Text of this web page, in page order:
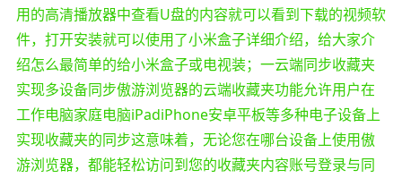
用的高清播放器中查看U盘的内容就可以看到下载的视频软
件，打开安装就可以使用了小米盒子详细介绍，给大家介
绍怎么最简单的给小米盒子或电视装；一云端同步收藏夹
实现多设备同步傲游浏览器的云端收藏夹功能允许用户在
工作电脑家庭电脑iPadiPhone安卓平板等多种电子设备上
实现收藏夹的同步这意味着，无论您在哪台设备上使用傲
游浏览器，都能轻松访问到您的收藏夹内容账号登录与同